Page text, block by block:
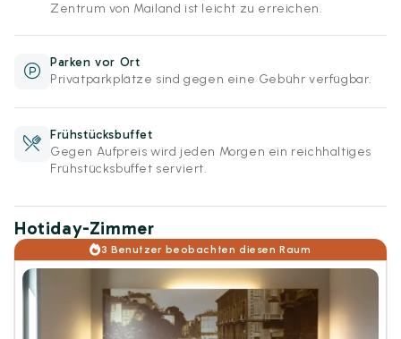
Zentrum von Mailand ist leicht zu erreichen.
Parken vor Ort
Privatparkplätze sind gegen eine Gebühr verfügbar.
Frühstücksbuffet
Gegen Aufpreis wird jeden Morgen ein reichhaltiges
Frühstücksbuffet serviert.
Hotiday-Zimmer
3 Benutzer beobachten diesen Raum